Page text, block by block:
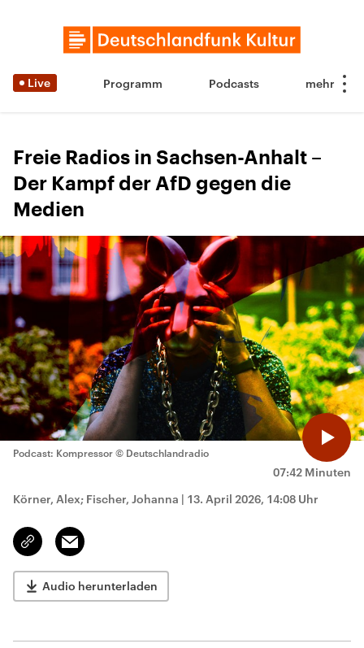
Live Programm Podcasts
Freie Radios in Sachsen-Anhalt –
Der Kampf der AfD gegen die
Medien
07:42 Minuten
Podcast: Kompressor © Deutschlandradio
Körner, Alex; Fischer, Johanna | 13. April 2026, 14:08 Uhr
Link
kopieren/teilen
Email
Audio herunterladen